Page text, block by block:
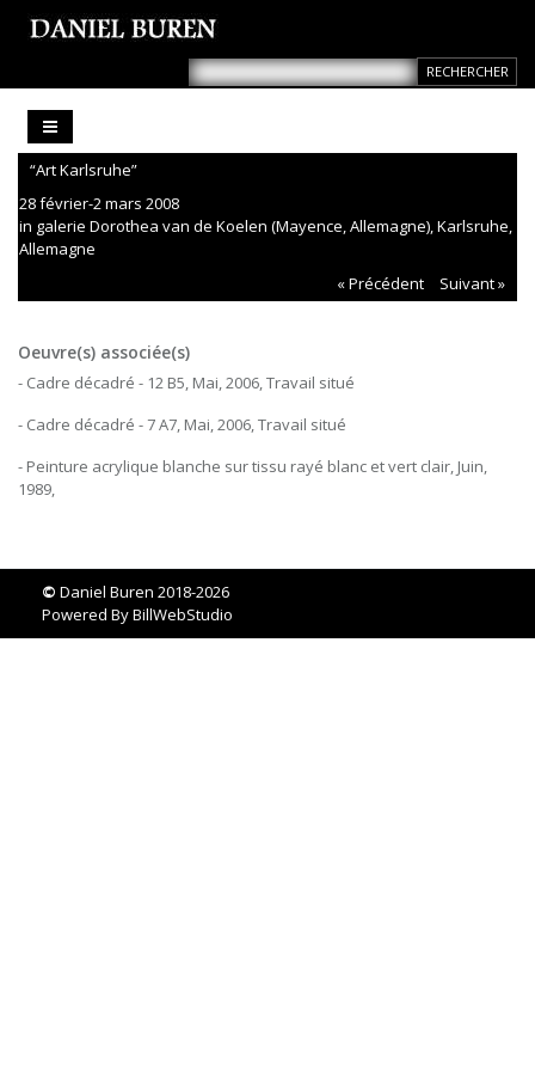
“Art Karlsruhe”
28 février-2 mars 2008
in galerie Dorothea van de Koelen (Mayence, Allemagne), Karlsruhe,
Allemagne
« Précédent
Suivant »
Oeuvre(s) associée(s)
- Cadre décadré - 12 B5, Mai, 2006, Travail situé
- Cadre décadré - 7 A7, Mai, 2006, Travail situé
- Peinture acrylique blanche sur tissu rayé blanc et vert clair, Juin,
1989,
© Daniel Buren 2018-2026
Powered ByBillWebStudio